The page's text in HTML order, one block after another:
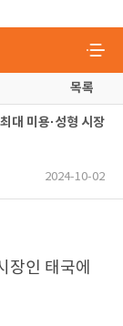
목록
대 미용·성형 시장
2024-10-02
장인 태국에